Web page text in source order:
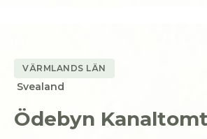
VÄRMLANDS LÄN
Svealand
Ödebyn